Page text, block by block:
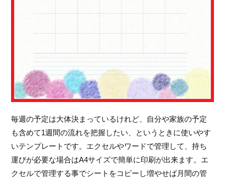
毎週の予定は大体決まっているけれど、自分や家族の予定
も含めて1週間の流れを把握したい、というときに使いやす
いテンプレートです。エクセルやワードで管理して、持ち
運びが必要な場合はA4サイズで簡単に印刷が出来ます。エ
クセルで管理する事でシートをコピーし増やせば月間の管